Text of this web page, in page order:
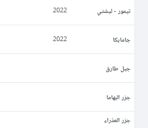
تيمور - ليشتي 2022
جامايكا 2022
جبل طارق
جزر البهاما
جزر العذراء